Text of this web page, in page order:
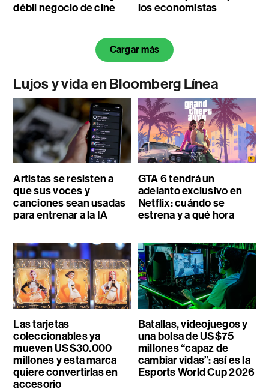
débil negocio de cine
los economistas
Cargar más
Lujos y vida en Bloomberg Línea
Artistas se resisten a
que sus voces y
canciones sean usadas
para entrenar a la IA
GTA 6 tendrá un
adelanto exclusivo en
Netflix: cuándo se
estrena y a qué hora
Las tarjetas
coleccionables ya
mueven US$30.000
millones y esta marca
quiere convertirlas en
accesorio
Batallas, videojuegos y
una bolsa de US$75
millones “capaz de
cambiar vidas”: así es la
Esports World Cup 2026